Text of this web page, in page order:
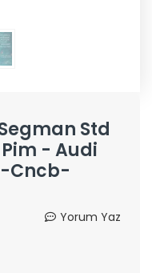
Std
Pim - Audi
Cncb-
Yorum Yaz